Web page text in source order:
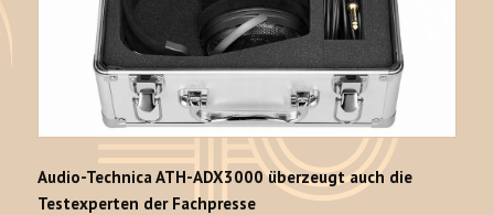
Audio-Technica ATH-ADX3000 überzeugt auch die
Testexperten der Fachpresse